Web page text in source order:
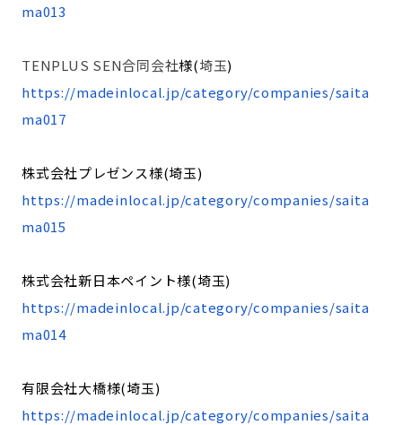
ma013
TENPLUS SEN合同会社様(埼玉)
https://madeinlocal.jp/category/companies/saita
ma017
株式会社プレゼンス様(埼玉)
https://madeinlocal.jp/category/companies/saita
ma015
株式会社新日本ペイント様(埼玉)
https://madeinlocal.jp/category/companies/saita
ma014
有限会社大橋様(埼玉)
https://madeinlocal.jp/category/companies/saita